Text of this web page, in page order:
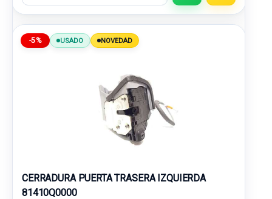
-5% USADO NOVEDAD
CERRADURA PUERTA TRASERA IZQUIERDA
81410Q0000